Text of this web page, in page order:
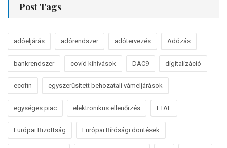
Post Tags
adóeljárás adórendszer adótervezés Adózás
bankrendszer covid kihívások DAC9 digitalizáció
ecofin egyszerűsített behozatali vámeljárások
egységes piac elektronikus ellenőrzés ETAF
Európai Bizottság Európai Bírósági döntések